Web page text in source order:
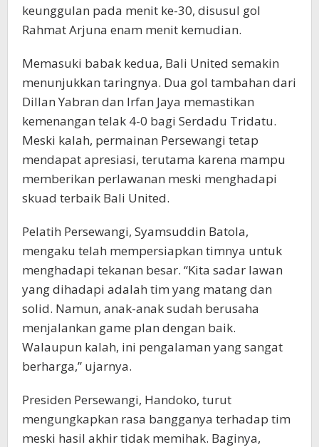
keunggulan pada menit ke-30, disusul gol
Rahmat Arjuna enam menit kemudian.
Memasuki babak kedua, Bali United semakin
menunjukkan taringnya. Dua gol tambahan dari
Dillan Yabran dan Irfan Jaya memastikan
kemenangan telak 4-0 bagi Serdadu Tridatu.
Meski kalah, permainan Persewangi tetap
mendapat apresiasi, terutama karena mampu
memberikan perlawanan meski menghadapi
skuad terbaik Bali United.
Pelatih Persewangi, Syamsuddin Batola,
mengaku telah mempersiapkan timnya untuk
menghadapi tekanan besar. “Kita sadar lawan
yang dihadapi adalah tim yang matang dan
solid. Namun, anak-anak sudah berusaha
menjalankan game plan dengan baik.
Walaupun kalah, ini pengalaman yang sangat
berharga,” ujarnya.
Presiden Persewangi, Handoko, turut
mengungkapkan rasa bangganya terhadap tim
meski hasil akhir tidak memihak. Baginya,